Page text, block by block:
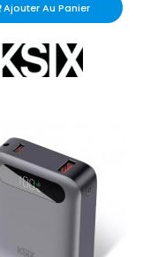
Ajouter Au Panier